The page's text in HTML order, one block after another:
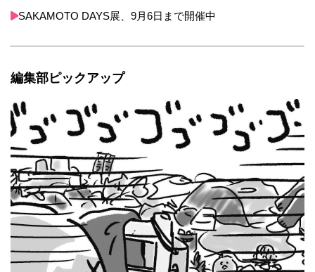
SAKAMOTO DAYS展、9月6日まで開催中
編集部ピックアップ